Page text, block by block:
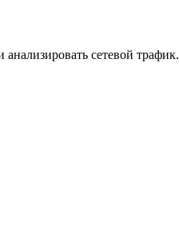
сетевой трафик.